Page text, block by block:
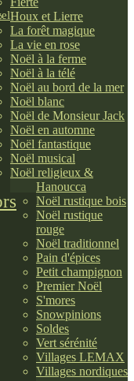
Houx et Lierre
La forêt magique
La vie en rose
Noël à la ferme
Noël à la télé
Noël au bord de la mer
Noël blanc
Noël de Monsieur Jack
Noël en automne
Noël fantastique
Noël musical
Noël religieux &
Hanoucca
Noël rustique bois
Noël rustique
rouge
Noël traditionnel
Pain d'épices
Petit champignon
Premier Noël
S'mores
Snowpinions
Soldes
Vert sérénité
Villages LEMAX
Villages nordiques